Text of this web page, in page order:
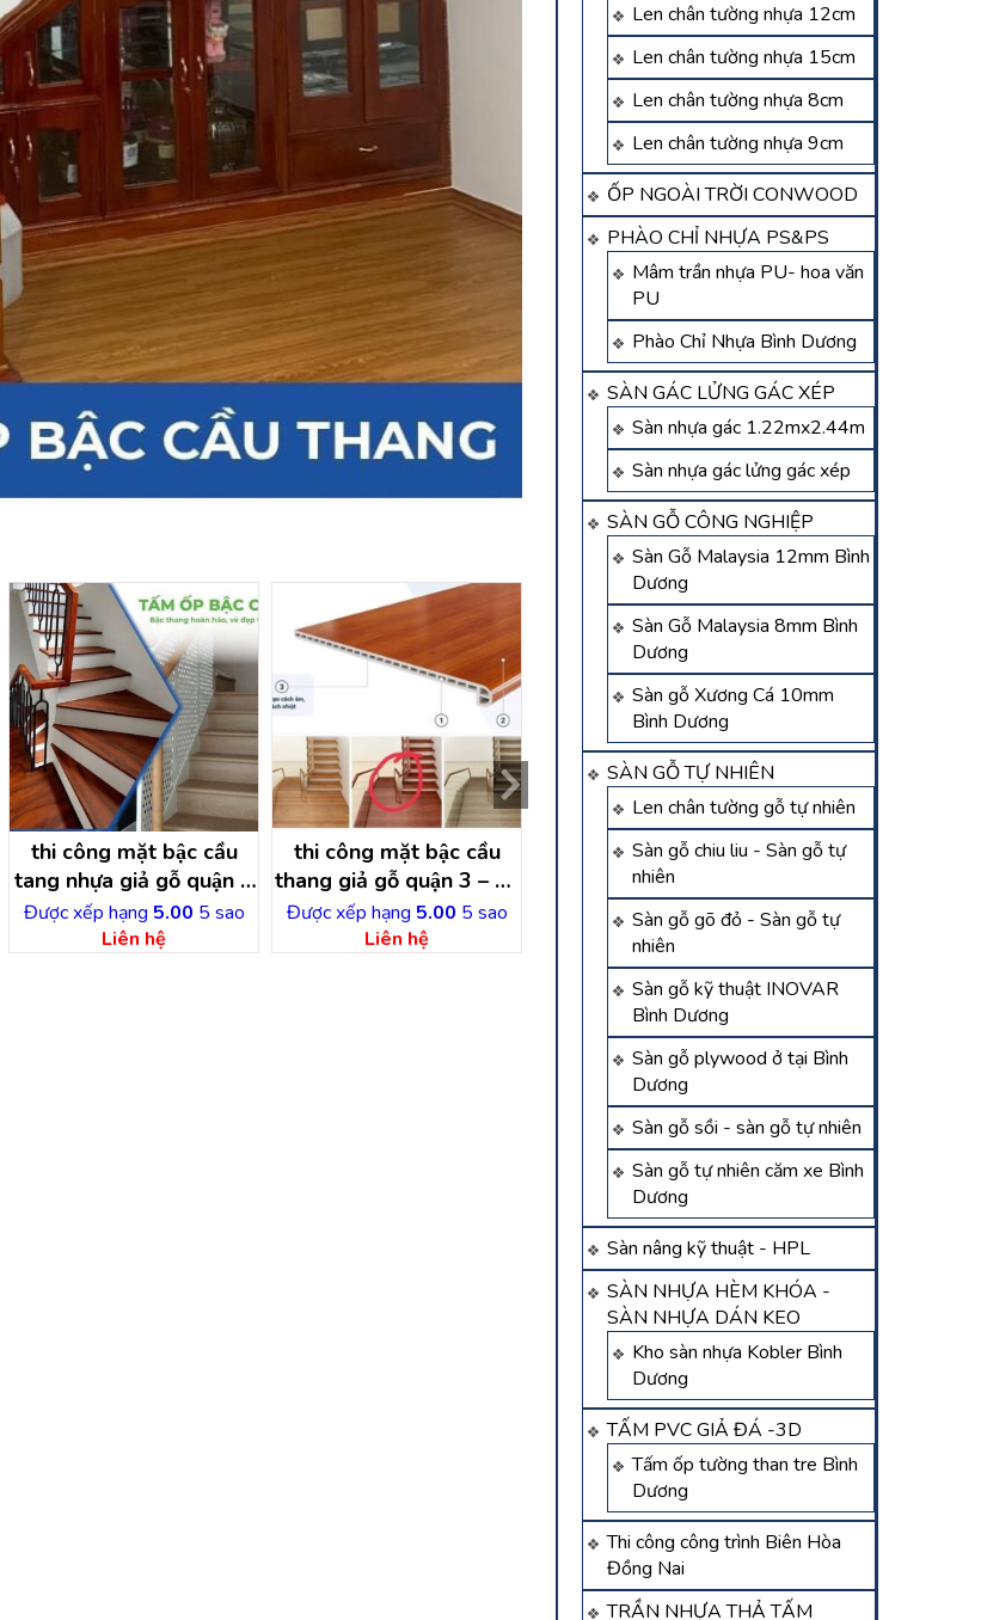
Len chân tường nhựa 12cm
Len chân tường nhựa 15cm
Len chân tường nhựa 8cm
Len chân tường nhựa 9cm
ỐP NGOÀI TRỜI CONWOOD
PHÀO CHỈ NHỰA PS&PS
Mâm trần nhựa PU- hoa văn
PU
Phào Chỉ Nhựa Bình Dương
SÀN GÁC LỬNG GÁC XÉP
Sàn nhựa gác 1.22mx2.44m
Sàn nhựa gác lửng gác xép
SÀN GỖ CÔNG NGHIỆP
Sàn Gỗ Malaysia 12mm Bình
Dương
Sàn Gỗ Malaysia 8mm Bình
Dương
Sàn gỗ Xương Cá 10mm
Bình Dương
SÀN GỖ TỰ NHIÊN
Len chân tường gỗ tự nhiên
Sàn gỗ chiu liu - Sàn gỗ tự
nhiên
Sàn gỗ gõ đỏ - Sàn gỗ tự
nhiên
Sàn gỗ kỹ thuật INOVAR
Bình Dương
Sàn gỗ plywood ở tại Bình
Dương
Sàn gỗ sồi - sàn gỗ tự nhiên
Sàn gỗ tự nhiên căm xe Bình
Dương
Sàn nâng kỹ thuật - HPL
SÀN NHỰA HÈM KHÓA -
SÀN NHỰA DÁN KEO
Kho sàn nhựa Kobler Bình
Dương
TẤM PVC GIẢ ĐÁ -3D
Tấm ốp tường than tre Bình
Dương
Thi công công trình Biên Hòa
Đồng Nai
TRẦN NHỰA THẢ TẤM
thi công mặt bậc cầu
tang nhựa giả gỗ quận 2
– hồ chí minh
Được xếp hạng 5.00 5 sao
Liên hệ
thi công mặt bậc cầu
thang giả gỗ quận 3 – hồ
chí minh
Được xếp hạng 5.00 5 sao
Liên hệ
công trình thi công tấm
bậc cầu thang nhựa giả
gỗ tại minh thạnh dầu
tiếng- bình dương
Liên hệ
Thi Công Bậc